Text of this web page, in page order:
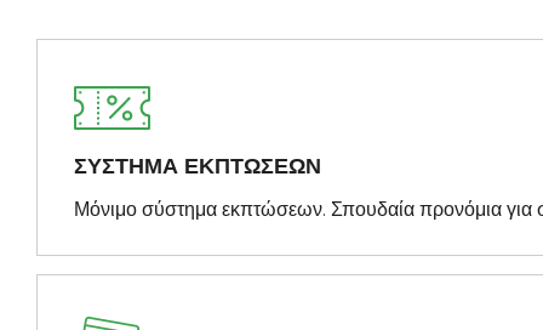
ΣΥΣΤΗΜΑ ΕΚΠΤΩΣΕΩΝ
Μόνιμο σύστημα εκπτώσεων. Σπουδαία προνόμια για